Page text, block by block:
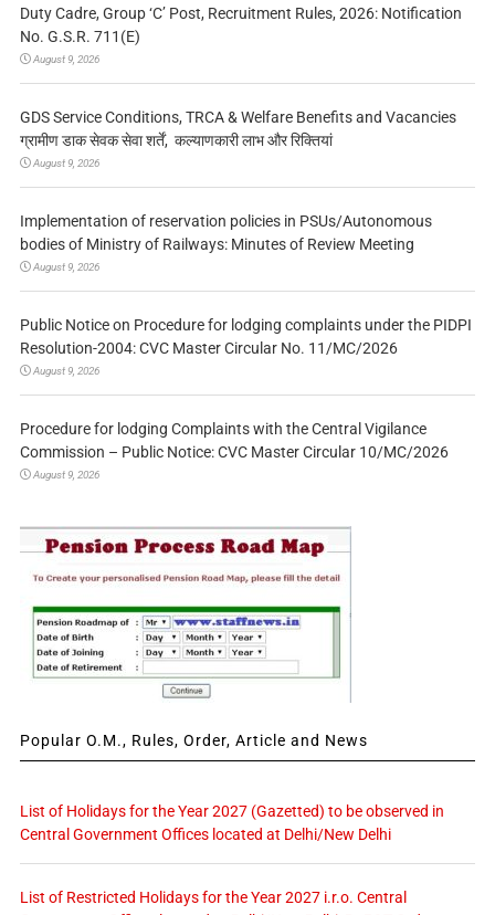
Duty Cadre, Group ‘C’ Post, Recruitment Rules, 2026: Notification
No. G.S.R. 711(E)
August 9, 2026
GDS Service Conditions, TRCA & Welfare Benefits and Vacancies
ग्रामीण डाक सेवक सेवा शर्तें, कल्याणकारी लाभ और रिक्तियां
August 9, 2026
Implementation of reservation policies in PSUs/Autonomous
bodies of Ministry of Railways: Minutes of Review Meeting
August 9, 2026
Public Notice on Procedure for lodging complaints under the PIDPI
Resolution-2004: CVC Master Circular No. 11/MC/2026
August 9, 2026
Procedure for lodging Complaints with the Central Vigilance
Commission – Public Notice: CVC Master Circular 10/MC/2026
August 9, 2026
Popular O.M., Rules, Order, Article and News
List of Holidays for the Year 2027 (Gazetted) to be observed in
Central Government Offices located at Delhi/New Delhi
List of Restricted Holidays for the Year 2027 i.r.o. Central